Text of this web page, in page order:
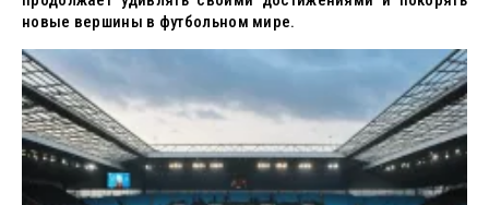
новые вершины в футбольном мире.